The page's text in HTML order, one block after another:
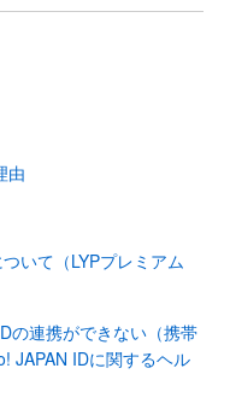
由
いて（LYPプレミアム
の連携ができない（携帯
JAPAN IDに関するヘル